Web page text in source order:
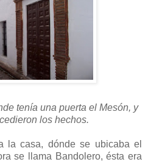
tenía una puerta el Mesón, y
los hechos.
la casa, dónde se ubicaba el
se llama Bandolero, ésta era